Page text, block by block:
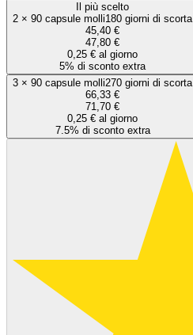
Il più scelto
2 × 90 capsule molli180 giorni di scorta
45,40 €
47,80 €
0,25 € al giorno
5% di sconto extra
3 × 90 capsule molli270 giorni di scorta
66,33 €
71,70 €
0,25 € al giorno
7.5% di sconto extra